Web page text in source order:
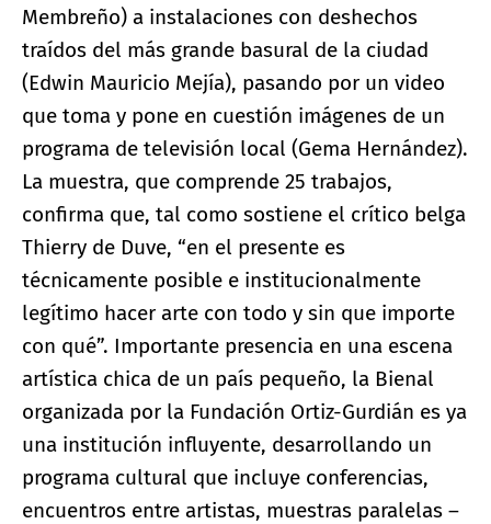
Membreño) a instalaciones con deshechos
traídos del más grande basural de la ciudad
(Edwin Mauricio Mejía), pasando por un video
que toma y pone en cuestión imágenes de un
programa de televisión local (Gema Hernández).
La muestra, que comprende 25 trabajos,
confirma que, tal como sostiene el crítico belga
Thierry de Duve, “en el presente es
técnicamente posible e institucionalmente
legítimo hacer arte con todo y sin que importe
con qué”. Importante presencia en una escena
artística chica de un país pequeño, la Bienal
organizada por la Fundación Ortiz-Gurdián es ya
una institución influyente, desarrollando un
programa cultural que incluye conferencias,
encuentros entre artistas, muestras paralelas –